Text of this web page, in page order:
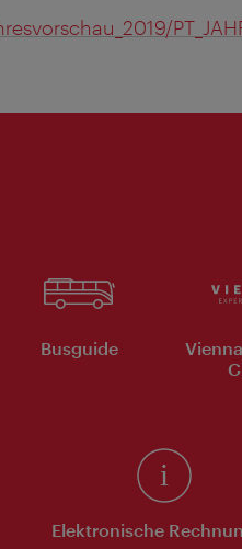
Busguide
Elektronische